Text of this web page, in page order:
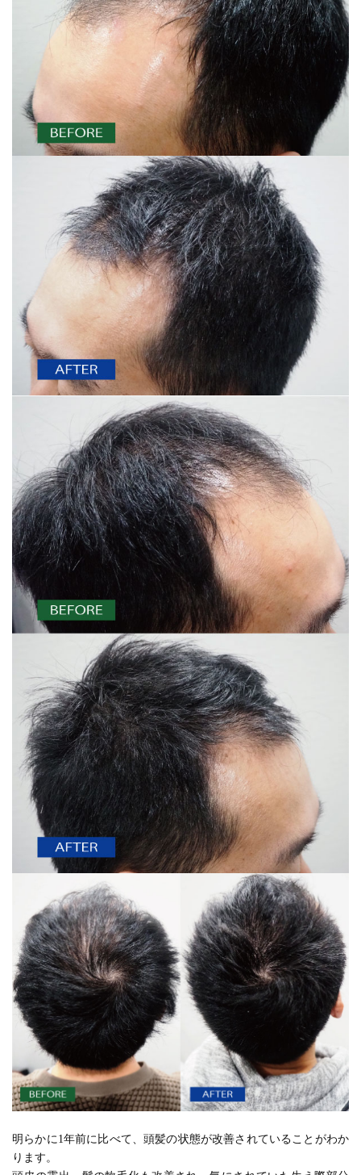
明らかに1年前に比べて、頭髪の状態が改善されていることがわか
ります。